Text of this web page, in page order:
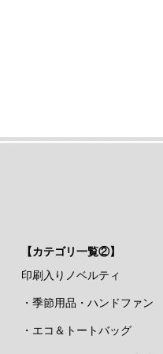
【カテゴリ一覧②】
印刷入りノベルティ
・季節用品・ハンドファン
・エコ＆トートバッグ